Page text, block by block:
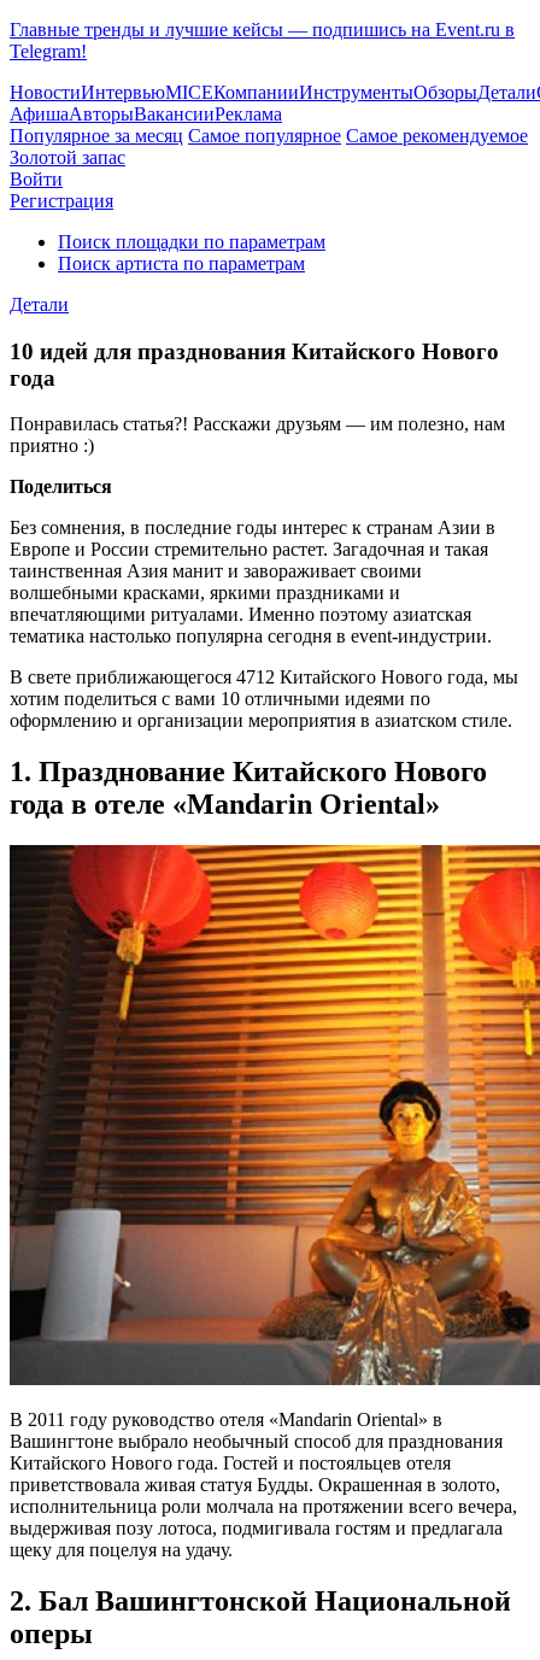
Главные тренды и лучшие кейсы — подпишись на Event.ru в
Telegram!
НовостиИнтервьюMICEКомпанииИнструментыОбзорыДетали
АфишаАвторыВакансииРеклама
Популярное за месяц Самое популярное Самое рекомендуемое
Золотой запас
Войти
Регистрация
Поиск площадки по параметрам
Поиск артиста по параметрам
Детали
10 идей для празднования Китайского Нового
года
Понравилась статья?! Расскажи друзьям — им полезно, нам
приятно :)
Поделиться
Без сомнения, в последние годы интерес к странам Азии в
Европе и России стремительно растет. Загадочная и такая
таинственная Азия манит и завораживает своими
волшебными красками, яркими праздниками и
впечатляющими ритуалами. Именно поэтому азиатская
тематика настолько популярна сегодня в event-индустрии.
В свете приближающегося 4712 Китайского Нового года, мы
хотим поделиться с вами 10 отличными идеями по
оформлению и организации мероприятия в азиатском стиле.
1. Празднование Китайского Нового
года в отеле «Mandarin Oriental»
В 2011 году руководство отеля «Mandarin Oriental» в
Вашингтоне выбрало необычный способ для празднования
Китайского Нового года. Гостей и постояльцев отеля
приветствовала живая статуя Будды. Окрашенная в золото,
исполнительница роли молчала на протяжении всего вечера,
выдерживая позу лотоса, подмигивала гостям и предлагала
щеку для поцелуя на удачу.
2. Бал Вашингтонской Национальной
оперы